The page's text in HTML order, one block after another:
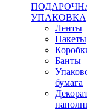
УПАКОВКА
Ленты
Пакеты
Банты
бумага